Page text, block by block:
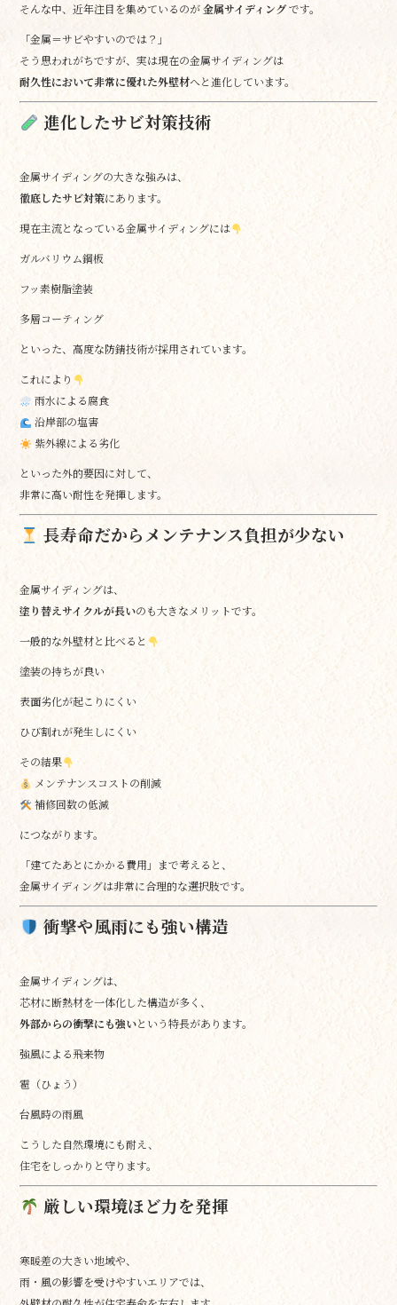
そんな中、近年注目を集めているのが金属サイディングです。
「金属＝サビやすいのでは？」
そう思われがちですが、実は現在の金属サイディングは
耐久性において非常に優れた外壁材へと進化しています。
進化したサビ対策技術
金属サイディングの大きな強みは、
徹底したサビ対策にあります。
現在主流となっている金属サイディングには
ガルバリウム鋼板
フッ素樹脂塗装
多層コーティング
といった、高度な防錆技術が採用されています。
これにより
雨水による腐食
沿岸部の塩害
紫外線による劣化
といった外的要因に対して、
非常に高い耐性を発揮します。
長寿命だからメンテナンス負担が少ない
金属サイディングは、
塗り替えサイクルが長いのも大きなメリットです。
一般的な外壁材と比べると
塗装の持ちが良い
表面劣化が起こりにくい
ひび割れが発生しにくい
その結果
メンテナンスコストの削減
補修回数の低減
につながります。
「建てたあとにかかる費用」まで考えると、
金属サイディングは非常に合理的な選択肢です。
衝撃や風雨にも強い構造
金属サイディングは、
芯材に断熱材を一体化した構造が多く、
外部からの衝撃にも強いという特長があります。
強風による飛来物
雹（ひょう）
台風時の雨風
こうした自然環境にも耐え、
住宅をしっかりと守ります。
厳しい環境ほど力を発揮
寒暖差の大きい地域や、
雨・風の影響を受けやすいエリアでは、